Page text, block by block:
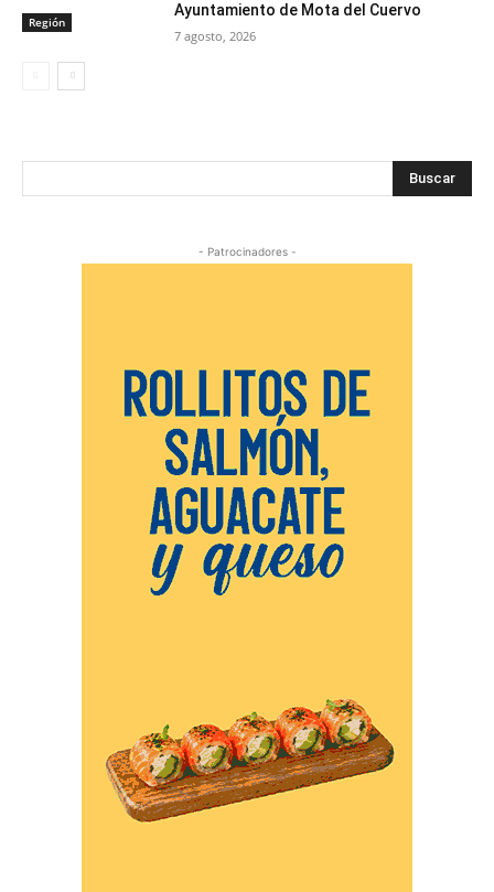
Región
Ayuntamiento de Mota del Cuervo
7 agosto, 2026
Buscar
- Patrocinadores -